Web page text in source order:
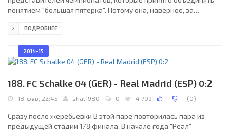
понятием "большая пятерка". Потому она, наверное, за
В "Порту", как обычно, перед началом сезона происходило
международной арене убедителен: две победы над "Лиллем"
в отборочном раунде и 14 очков в группе без единого
от
ПОДРОБНЕЕ
2014-15
188. FC Schalke 04 (GER) - Real Madrid (ESP) 0:2
18-фев, 22:45 shat1980 0 4 709 (0)
Сразу после жеребьевки В этой паре повторилась пара из
предыдущей стадии 1/8 финала. В начале года "Реал"